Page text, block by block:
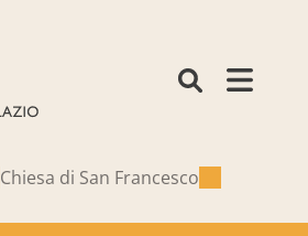
Chiesa di San Francesco